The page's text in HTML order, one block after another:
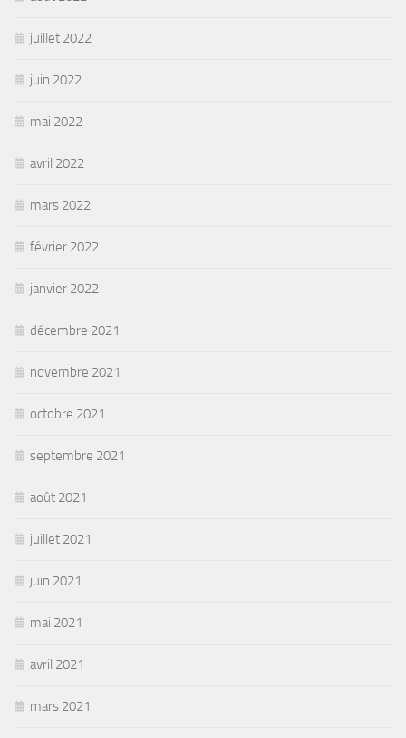
juillet 2022
juin 2022
mai 2022
avril 2022
mars 2022
février 2022
janvier 2022
décembre 2021
novembre 2021
octobre 2021
septembre 2021
août 2021
juillet 2021
juin 2021
mai 2021
avril 2021
mars 2021